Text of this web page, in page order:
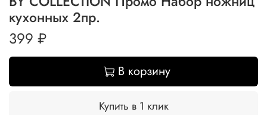
кухонных 2пр.
399 ₽
В корзину
Купить в 1 клик